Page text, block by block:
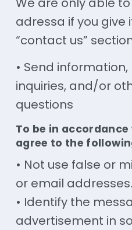
adressa if you give
“contact us”
• Send
inquiries, and/or
questions
To be in accordance
agree to the
• Not use false or
or email addresses.
• Identify the
advertisement in